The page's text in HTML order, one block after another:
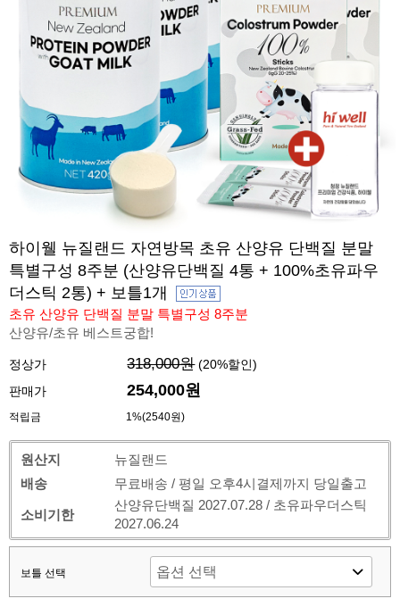
하이웰 뉴질랜드 자연방목 초유 산양유 단백질 분말
특별구성 8주분 (산양유단백질 4통 + 100%초유파우
더스틱 2통) + 보틀1개
초유 산양유 단백질 분말 특별구성 8주분
산양유/초유 베스트궁합!
정상가 318,000원 (20%할인)
판매가
254,000원
적립금 1%(2540원)
원산지
뉴질랜드
배송
무료배송 / 평일 오후4시결제까지 당일출고
소비기한
산양유단백질 2027.07.28 / 초유파우더스틱
2027.06.24
보틀 선택